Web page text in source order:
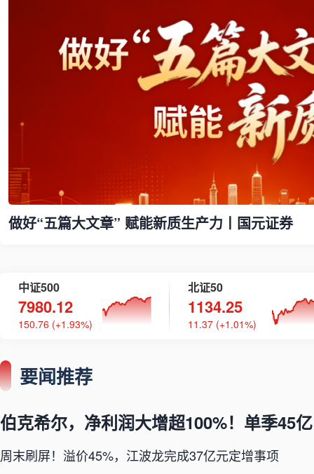
做好“五篇大文章” 赋能新质生产力丨国元证券
中证500
7980.12
150.76 (+1.93%)
北证50
1134.25
11.37 (+1.01%)
要闻推荐
周末刷屏！溢价45%，江波龙完成37亿元定增事项